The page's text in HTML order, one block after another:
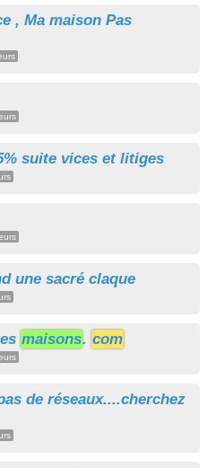
, Ma maison Pas
suite vices et litiges
une sacré claque
maisons. com
de réseaux....cherchez